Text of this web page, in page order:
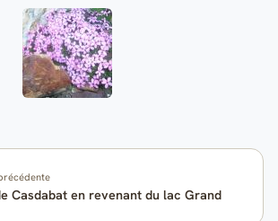
Casdabat en revenant du lac Grand